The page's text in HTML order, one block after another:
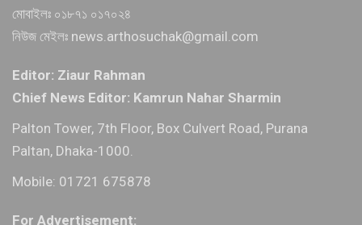
মোবাইলঃ ০১৮৭১ ০১৭০২৪
নিউজ মেইলঃ news.arthosuchak@gmail.com
Editor: Ziaur Rahman
Chief News Editor: Kamrun Nahar Sharmin
Palton Tower, 7th Floor, Box Culvert Road, Purana
Paltan, Dhaka-1000.
Mobile: 01721 675878
For Advertisement: